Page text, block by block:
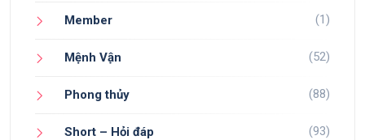
Member (1)
Mệnh Vận (52)
Phong thủy (88)
Short – Hỏi đáp (93)